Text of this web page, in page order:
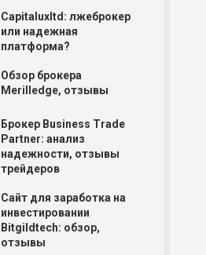
Capitaluxltd: лжеброкер
или надежная
платформа?
Обзор брокера
Merilledge, отзывы
Брокер Business Trade
Partner: анализ
надежности, отзывы
трейдеров
Сайт для заработка на
инвестировании
Bitgildtech: обзор,
отзывы